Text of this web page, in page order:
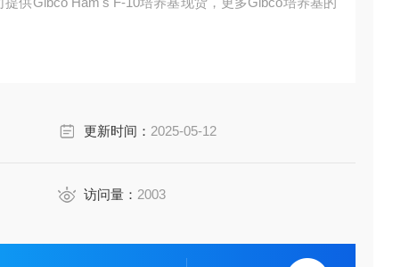
更新时间： 2025-05-12
访问量： 2003